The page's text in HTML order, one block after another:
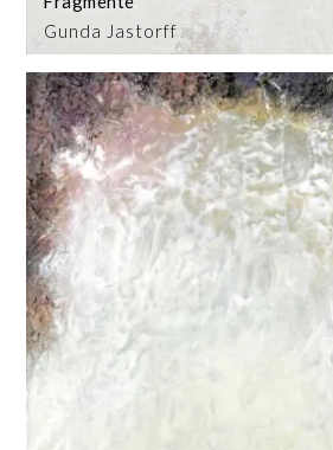
Gunda Jastorff